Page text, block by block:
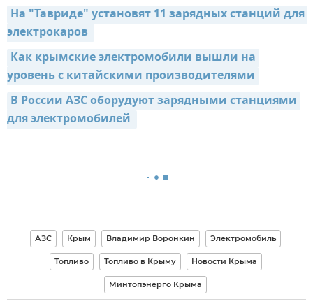
На "Тавриде" установят 11 зарядных станций для
электрокаров
Как крымские электромобили вышли на
уровень с китайскими производителями
В России АЗС оборудуют зарядными станциями
для электромобилей
АЗС Крым Владимир Воронкин Электромобиль
Топливо Топливо в Крыму Новости Крыма
Минтопэнерго Крыма